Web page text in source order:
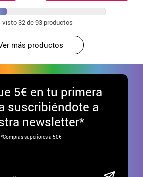
visto32de 93 productos
más productos
5€ en tu primera
suscribiéndote a
newsletter*
*Compras superiores a 50€